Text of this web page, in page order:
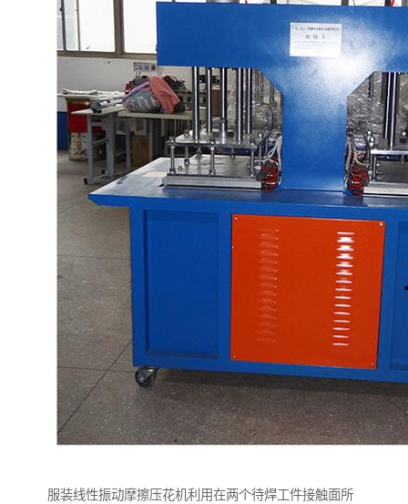
服装线性振动摩擦压花机利用在两个待焊工件接触面所